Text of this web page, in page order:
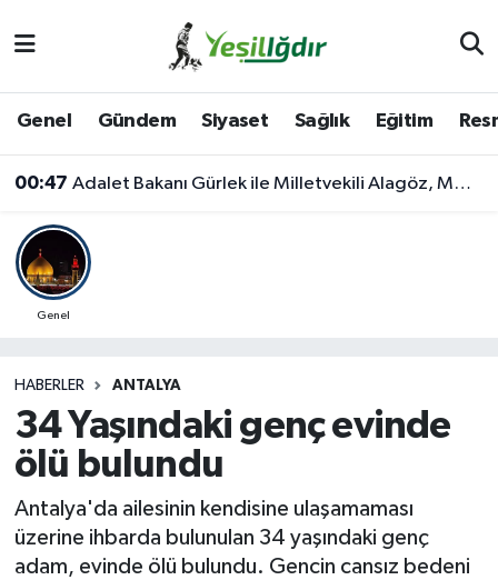
Genel Gündem Siyaset Sağlık Eğitim
00:47 Adalet Bakanı Gürlek ile Milletvekili Alagöz, MHP İl Başkanlığını Ziyaret Etti
Genel
HABERLER ANTALYA
34 Yaşındaki genç evinde
ölü bulundu
Antalya'da ailesinin kendisine ulaşamaması
üzerine ihbarda bulunulan 34 yaşındaki genç
adam, evinde ölü bulundu. Gencin cansız bedeni
Iğdır Trafik Yoğunluk Haritası
Süper Lig Puan Durumu ve Fikstür
Son Dakika Haberleri
Haber Arşivi